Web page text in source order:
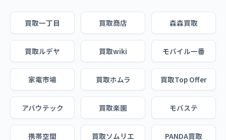
買取一丁目 買取商店 森森買取
買取ルデヤ 買取wiki モバイル一番
家電市場 買取ホムラ 買取Top Offer
アバウテック 買取楽園 モバステ
携帯空間 買取ソムリエ PANDA買取